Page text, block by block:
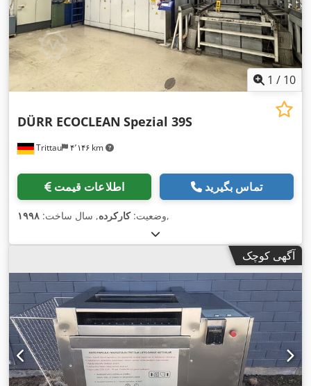
1 / 10
Trittau ۴٬۱۴۶ km
DÜRR ECOCLEAN Spezial 39S
اطلاعات قیمت تماس بگیرید
وضعیت:کارکرده, سال ساخت: ۱۹۹۸ ,
آگهی کوچک